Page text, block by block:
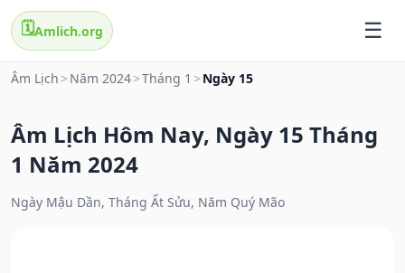
🗓️Amlich.org
Âm Lịch > Năm 2024>Tháng 1 > Ngày 15
Âm Lịch Hôm Nay, Ngày 15 Tháng
1 Năm 2024
Ngày Mậu Dần, Tháng Ất Sửu, Năm Quý Mão